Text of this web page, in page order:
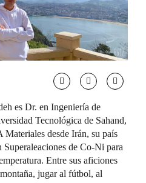
es Dr. en Ingeniería de
Tecnológica de Sahand,
desde Irán, su país
Superaleaciones de Co-Ni para
Entre sus aficiones
jugar al fútbol, al